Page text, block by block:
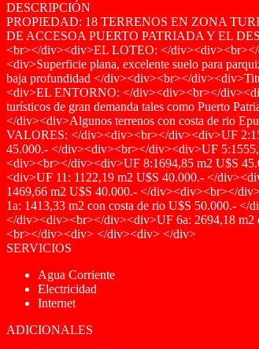
DESCRIPCIÓN
PROPIEDAD: 18 TERRENOS EN ZONA
DE ACCESOA PUERTO PATRIADA Y EL
<br></div><div>EL LOTEO: </div><div><br></
<div>Superficie plana, excelente suelo para
baja profundidad </div><div><br></
<div>EL ENTORNO: </div><div><br></
turísticos de gran demanda tales como Puerto
</div><div>Algunos terrenos con costa de rio
VALORES: </div><div><br></div><div>UF
45.000.- </div><div><br></div><div>UF
<div><br></div><div>UF 8:1694,85 m2 U$S
<div>UF 11: 1122,19 m2 U$S 40.000.- </
1469,66 m2 U$S 40.000.- </div><div><br></
1a: 1413,33 m2 con costa de rio U$S 50.000.-
</div><div><br></div><div>UF 6a: 2694,18
<br></div><div> </div><div> </div>
SERVICIOS
Agua Corriente
Electricidad
Internet
ADICIONALES